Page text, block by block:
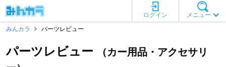
メニュー
ログイン
みんカラ
パーツレビュー
パーツレビュー
（カー用品・アクセサリ